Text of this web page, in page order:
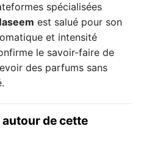
spécialisées
est salué pour son
et intensité
le savoir-faire de
des parfums sans
de cette